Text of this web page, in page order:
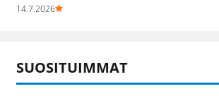
14.7.2026
SUOSITUIMMAT